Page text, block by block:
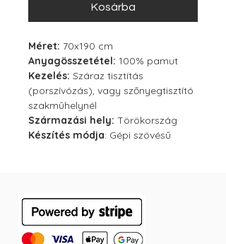
Kosárba
Méret: 70x190 cm
Anyagösszetétel: 100% pamut
Kezelés: Száraz tisztítás
(porszívózás), vagy szőnyegtisztító
szakműhelynél
Származási hely: Törökország
Készítés módja: Gépi szövésű